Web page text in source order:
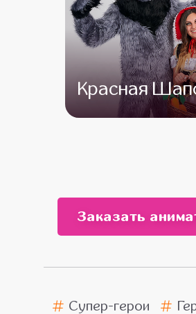
Красная
Заказать
Супер-герои